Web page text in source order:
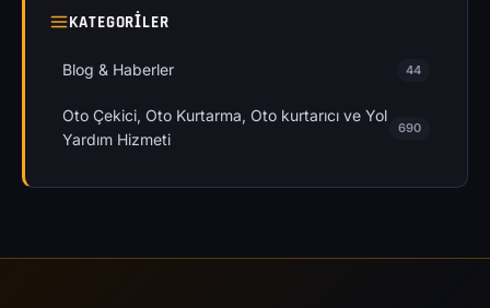
KATEGORILER
Blog & Haberler 44
Oto Çekici, Oto Kurtarma, Oto kurtarıcı ve Yol
Yardım Hizmeti
690